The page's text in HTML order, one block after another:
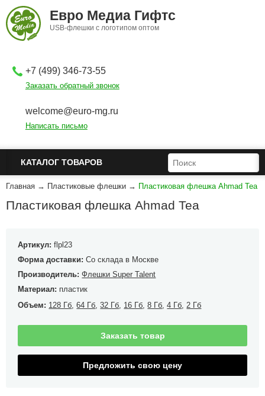
Перейти к основному содержанию
Евро Медиа Гифтс
USB-флешки с логотипом оптом
+7 (499) 346-73-55
Заказать обратный звонок
welcome@euro-mg.ru
Написать письмо
КАТАЛОГ ТОВАРОВ ФОРМА ПОИСКА
ПОИСК
Главная → Пластиковые флешки → Пластиковая флешка Ahmad Tea
Пластиковая флешка Ahmad Tea
Артикул:flpl23
Форма доставки:Со склада в Москве
Производитель:Флешки Super Talent
Материал: пластик
Объем: 128 Гб ,64 Гб ,32 Гб 16 Гб ,8 Гб ,4 Гб 2 Гб
Заказать товар
Предложить свою цену